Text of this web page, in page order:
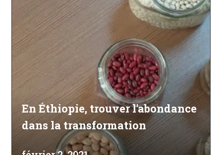
En Éthiopie, trouver l'abondance
dans la transformation